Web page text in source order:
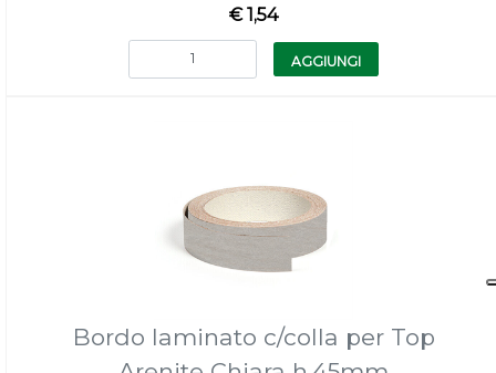
€ 1,54
Quantità
AGGIUNGI
Bordo laminato c/colla per Top